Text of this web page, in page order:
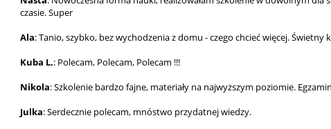
czasie. Super
Ala: Tanio, szybko, bez wychodzenia z domu - czego chcieć więcej. Świetny
Kuba L.: Polecam, Polecam, Polecam !!!
Nikola: Szkolenie bardzo fajne, materiały na najwyższym poziomie.
Julka: Serdecznie polecam, mnóstwo przydatnej wiedzy.